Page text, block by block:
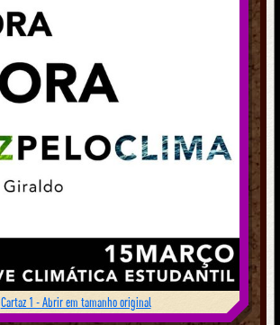
Cartaz 1 - Abrir em tamanho original